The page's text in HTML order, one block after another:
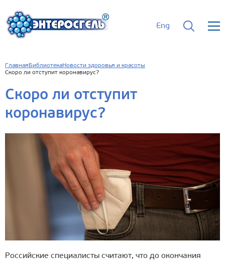
Eng
Главная БиблиотекаНовости здоровья и красоты
Скоро ли отступит коронавирус?
Скоро ли отступит
коронавирус?
Российские специалисты считают, что до окончания